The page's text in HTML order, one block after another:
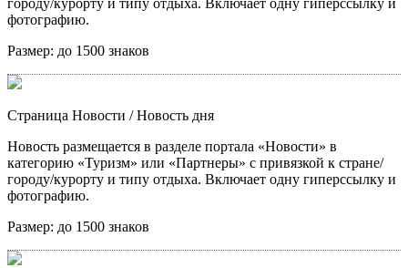
фотографию.
Размер: до 1500 знаков
Страница Новости / Новость дня
Новость размещается в разделе портала «Новости» в
категорию «Туризм» или «Партнеры» с привязкой к стране/
городу/курорту и типу отдыха. Включает одну гиперссылку и
фотографию.
Размер: до 1500 знаков